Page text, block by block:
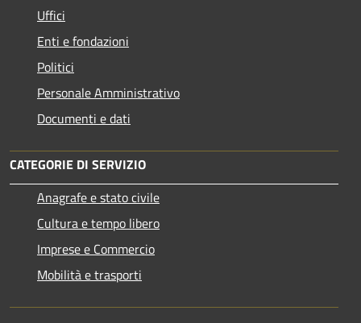
Uffici
Enti e fondazioni
Politici
Personale Amministrativo
Documenti e dati
CATEGORIE DI SERVIZIO
Anagrafe e stato civile
Cultura e tempo libero
Imprese e Commercio
Mobilità e trasporti